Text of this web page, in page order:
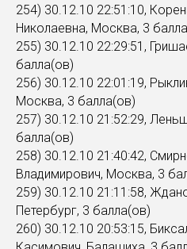
254) 30.12.10 22:51:10,
Николаевна, Москва, 3
255) 30.12.10 22:29:51,
балла(ов)
256) 30.12.10 22:01:19,
Москва, 3 балла(ов)
257) 30.12.10 21:52:29,
балла(ов)
258) 30.12.10 21:40:42,
Владимирович, Москва, 3
259) 30.12.10 21:11:58,
Петербург, 3 балла(ов)
260) 30.12.10 20:53:15,